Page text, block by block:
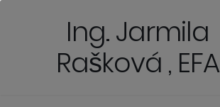
Ing. Jarmila
Rašková , EFA